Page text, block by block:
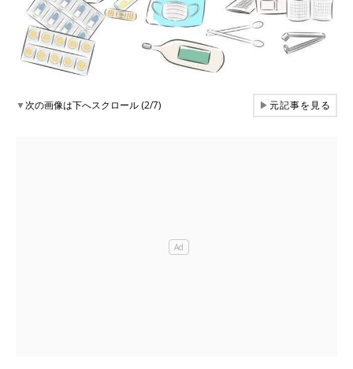
▼次の画像は下へスクロール (2/7) ▶元記事を見る